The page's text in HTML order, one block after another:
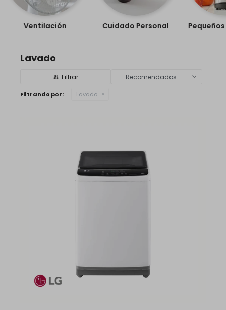
Ventilación Cuidado Personal
Lavado
Recomendados
Filtrando por: Lavado